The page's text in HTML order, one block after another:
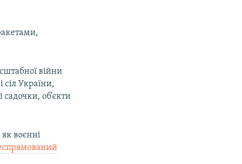
війни
сіл України,
об’єкти
як воєнні